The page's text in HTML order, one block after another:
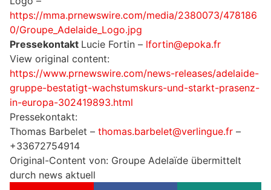
https://mma.prnewswire.com/media/2380073/478186
0/Groupe_Adelaide_Logo.jpg
Pressekontakt Lucie Fortin – lfortin@epoka.fr
View original content:
https://www.prnewswire.com/news-releases/adelaide-
gruppe-bestatigt-wachstumskurs-und-starkt-prasenz-
in-europa-302419893.html
Pressekontakt:
Thomas Barbelet – thomas.barbelet@verlingue.fr –
+33672754914
Original-Content von: Groupe Adelaïde übermittelt
durch news aktuell